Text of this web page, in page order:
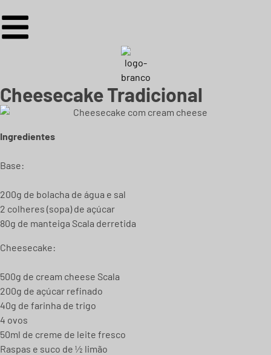
Cheesecake Tradicional
Ingredientes
Base:
200g de bolacha de água e sal
2 colheres (sopa) de açúcar
80g de manteiga Scala derretida
Cheesecake:
500g de cream cheese Scala
200g de açúcar refinado
40g de farinha de trigo
4 ovos
50ml de creme de leite fresco
Raspas e suco de ½ limão